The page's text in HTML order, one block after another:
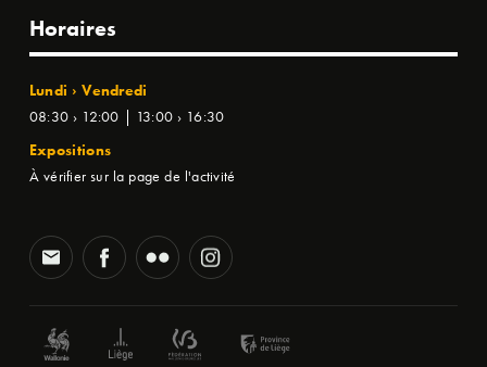
Horaires
Lundi › Vendredi
08:30 › 12:00 | 13:00 › 16:30
Expositions
À vérifier sur la page de l'activité